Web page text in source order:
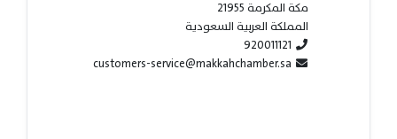
مكة المكرمة 21955
المملكة العربية السعودية
920011121
customers-service@makkahchamber.sa